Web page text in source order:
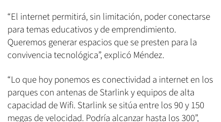
“El internet permitirá, sin limitación, poder conectarse
para temas educativos y de emprendimiento.
Queremos generar espacios que se presten para la
convivencia tecnológica”, explicó Méndez.
“Lo que hoy ponemos es conectividad a internet en los
parques con antenas de Starlink y equipos de alta
capacidad de Wifi. Starlink se sitúa entre los 90 y 150
megas de velocidad. Podría alcanzar hasta los 300”,